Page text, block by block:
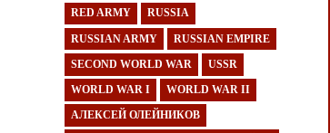
RED ARMY RUSSIA
RUSSIAN ARMY RUSSIAN EMPIRE
SECOND WORLD WAR USSR
WORLD WAR I WORLD WAR II
АЛЕКСЕЙ ОЛЕЙНИКОВ